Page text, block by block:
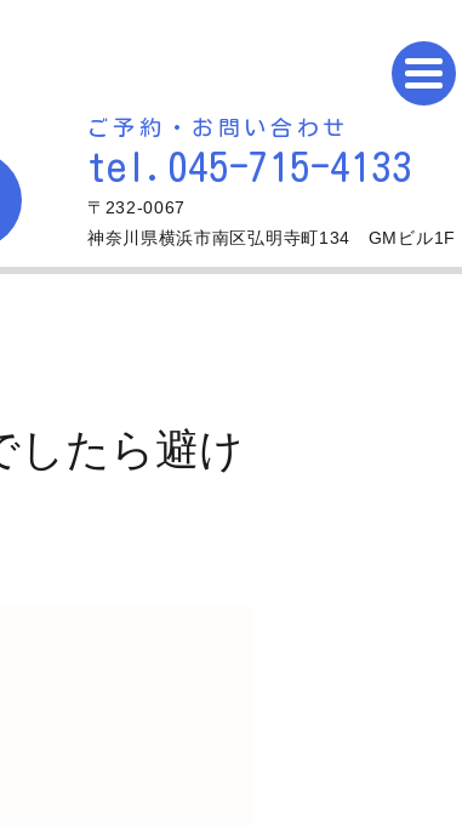
ご予約・お問い合わせ
tel.045-715-4133
〒232-0067
神奈川県横浜市南区弘明寺町134 GMビル1F
したら避け